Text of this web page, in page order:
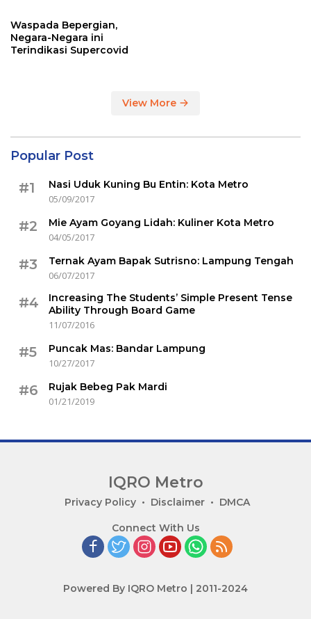
Waspada Bepergian,
Negara-Negara ini
Terindikasi Supercovid
View More
Popular Post
#1
Nasi Uduk Kuning Bu Entin: Kota Metro
05/09/2017
#2
Mie Ayam Goyang Lidah: Kuliner Kota Metro
04/05/2017
#3
Ternak Ayam Bapak Sutrisno: Lampung Tengah
06/07/2017
#4
Increasing The Students’ Simple Present Tense
Ability Through Board Game
11/07/2016
#5
Puncak Mas: Bandar Lampung
10/27/2017
#6
Rujak Bebeg Pak Mardi
01/21/2019
IQRO Metro
Privacy Policy Disclaimer DMCA
Connect With Us
Powered By IQRO Metro | 2011-2024